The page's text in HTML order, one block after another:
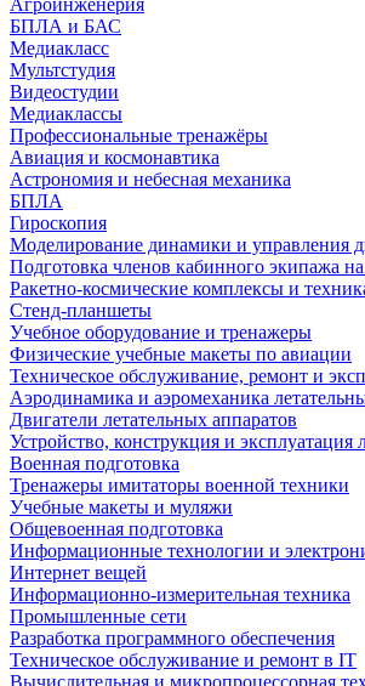
Агроинженерия
БПЛА и БАС
Медиакласс
Мультстудия
Видеостудии
Медиаклассы
Профессиональные тренажёры
Авиация и космонавтика
Астрономия и небесная механика
БПЛА
Гироскопия
Моделирование динамики и управления
Подготовка членов кабинного экипажа
Ракетно-космические комплексы и
Стенд-планшеты
Учебное оборудование и тренажеры
Физические учебные макеты по авиации
Техническое обслуживание, ремонт и
Аэродинамика и аэромеханика
Двигатели летательных аппаратов
Устройство, конструкция и эксплуатация
Военная подготовка
Тренажеры имитаторы военной техники
Учебные макеты и муляжи
Общевоенная подготовка
Информационные технологии и
Интернет вещей
Информационно-измерительная техника
Промышленные сети
Разработка программного обеспечения
Техническое обслуживание и ремонт в IT
Вычислительная и микропроцессорная